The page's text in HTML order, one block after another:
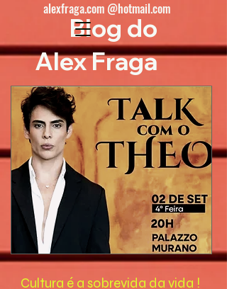
Cultura é a sobrevida da vida !
Blog do
Alex Fraga
alexfraga.com @hotmail.com